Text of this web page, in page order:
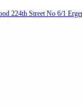
224th Street No 6/1